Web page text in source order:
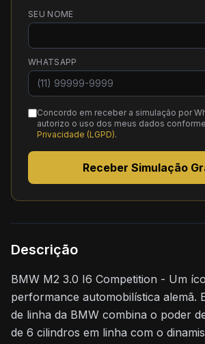
SEU NOME
WHATSAPP
Concordo em receber a simulação por
autorizo o uso dos meus dados
Privacidade (LGPD).
Receber Simulação
Descrição
BMW M2 3.0 I6 Competition - Um
performance automobilística alemã.
de linha da BMW combina o poder
de 6 cilindros em linha com o